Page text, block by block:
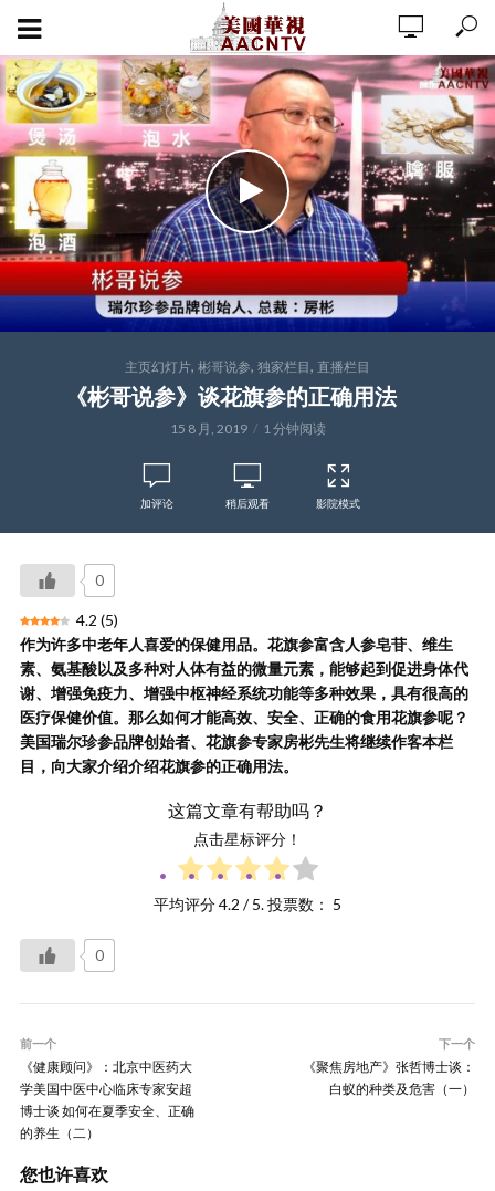
主页幻灯片, 彬哥说参, 独家栏目, 直播栏目
《彬哥说参》谈花旗参的正确用法
15 8 月, 2019 1 分钟阅读
加评论 稍后观看 影院模式
0
4.2 (5)
作为许多中老年人喜爱的保健用品。花旗参富含人参皂苷、维生
素、氨基酸以及多种对人体有益的微量元素，能够起到促进身体代
谢、增强免疫力、增强中枢神经系统功能等多种效果，具有很高的
医疗保健价值。那么如何才能高效、安全、正确的食用花旗参呢？
美国瑞尔珍参品牌创始者、花旗参专家房彬先生将继续作客本栏
目，向大家介绍介绍花旗参的正确用法。
这篇文章有帮助吗？
点击星标评分！
平均评分4.2 / 5. 投票数： 5
0
前一个
《健康顾问》：北京中医药大
学美国中医中心临床专家安超
博士谈 如何在夏季安全、正确
的养生（二）
下一个
《聚焦房地产》张哲博士谈：
白蚁的种类及危害（一）
您也许喜欢